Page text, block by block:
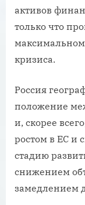
активов
только что
кризиса.
Россия
положение
и, скорее
ростом в ЕС и
стадию
снижением
замедлением